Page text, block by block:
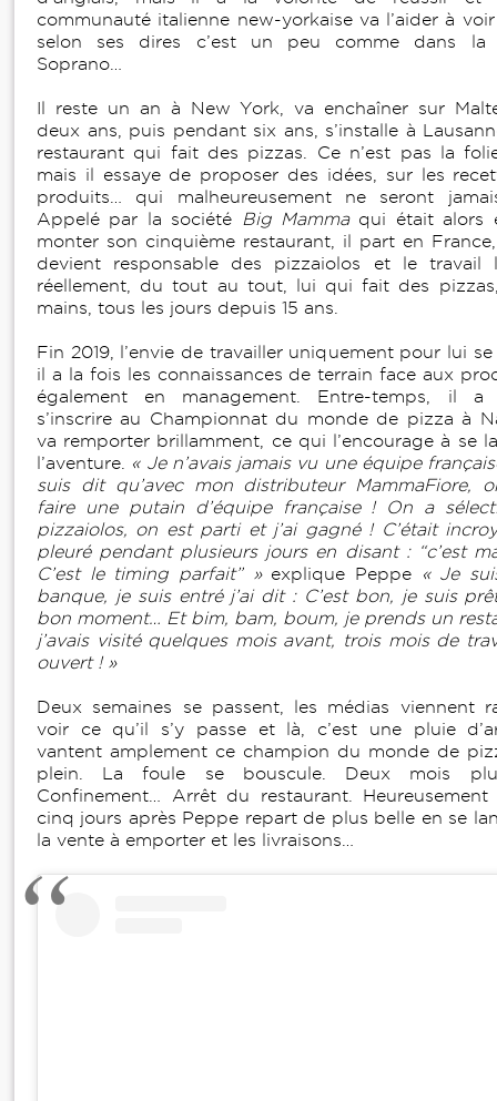
communauté italienne new-yorkaise va l’aider à
selon ses dires c’est un peu comme dans la
Soprano…
Il reste un an à New York, va enchaîner sur
deux ans, puis pendant six ans, s’installe à
restaurant qui fait des pizzas. Ce n’est pas la
mais il essaye de proposer des idées, sur les
produits… qui malheureusement ne seront
Appelé par la société
Big Mammaqui était alors
monter son cinquième restaurant, il part en
devient responsable des pizzaiolos et le travail
réellement, du tout au tout, lui qui fait des
mains, tous les jours depuis 15 ans.
Fin 2019, l’envie de travailler uniquement pour lui
il a la fois les connaissances de terrain face aux
également en management. Entre-temps, il a
s’inscrire au Championnat du monde de pizza à
va remporter brillamment, ce qui l’encourage à se
l’aventure.
« Je n’avais jamais vu une équipe
suis dit qu’avec mon distributeur MammaFiore,
faire une putain d’équipe française ! On a
pizzaiolos, on est parti et j’ai gagné ! C’était
pleuré pendant plusieurs jours en disant : “c’est
C’est le timing parfait” »explique Peppe
« Je
banque, je suis entré j’ai dit : C’est bon, je suis
bon moment… Et bim, bam, boum, je prends un
j’avais visité quelques mois avant, trois mois de
ouvert ! »
Deux semaines se passent, les médias viennent
voir ce qu’il s’y passe et là, c’est une pluie
vantent amplement ce champion du monde de
plein. La foule se bouscule. Deux mois
Confinement… Arrêt du restaurant. Heureusement
cinq jours après Peppe repart de plus belle en se
la vente à emporter et les livraisons…